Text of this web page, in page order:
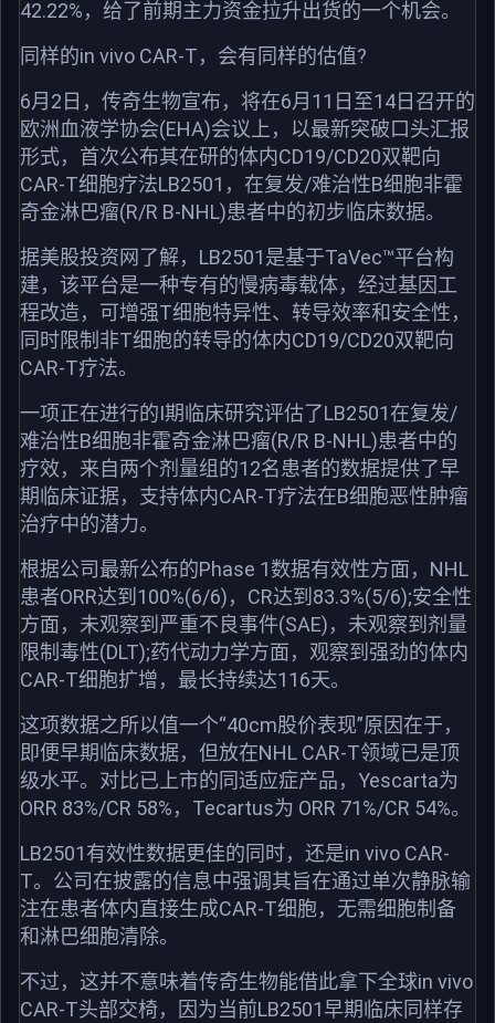
42.22%，给了前期主力资金拉升出货的一个机会。
同样的in vivo CAR-T，会有同样的估值?
6月2日，传奇生物宣布，将在6月11日至14日召开的
欧洲血液学协会(EHA)会议上，以最新突破口头汇报
形式，首次公布其在研的体内CD19/CD20双靶向
CAR-T细胞疗法LB2501，在复发/难治性B细胞非霍
奇金淋巴瘤(R/R B-NHL)患者中的初步临床数据。
据美股投资网了解，LB2501是基于TaVec™平台构
建，该平台是一种专有的慢病毒载体，经过基因工
程改造，可增强T细胞特异性、转导效率和安全性，
同时限制非T细胞的转导的体内CD19/CD20双靶向
CAR-T疗法。
一项正在进行的I期临床研究评估了LB2501在复发/
难治性B细胞非霍奇金淋巴瘤(R/R B-NHL)患者中的
疗效，来自两个剂量组的12名患者的数据提供了早
期临床证据，支持体内CAR-T疗法在B细胞恶性肿瘤
治疗中的潜力。
根据公司最新公布的Phase 1数据有效性方面，NHL
患者ORR达到100%(6/6)，CR达到83.3%(5/6);安全性
方面，未观察到严重不良事件(SAE)，未观察到剂量
限制毒性(DLT);药代动力学方面，观察到强劲的体内
CAR-T细胞扩增，最长持续达116天。
这项数据之所以值一个“40cm股价表现”原因在于，
即便早期临床数据，但放在NHL CAR-T领域已是顶
级水平。对比已上市的同适应症产品，Yescarta为
ORR 83%/CR 58%，Tecartus为 ORR 71%/CR 54%。
LB2501有效性数据更佳的同时，还是in vivo CAR-
T。公司在披露的信息中强调其旨在通过单次静脉输
注在患者体内直接生成CAR-T细胞，无需细胞制备
和淋巴细胞清除。
不过，这并不意味着传奇生物能借此拿下全球in vivo
CAR-T头部交椅，因为当前LB2501早期临床同样存